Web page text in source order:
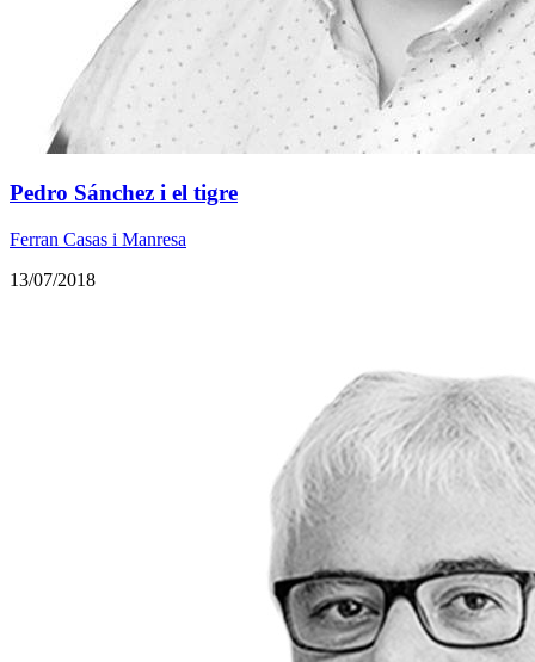
Pedro Sánchez i el tigre
Ferran Casas i Manresa
13/07/2018